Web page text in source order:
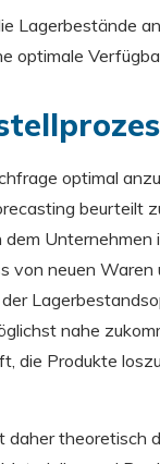
Lagerbestände
optimale
optimal
beurteilt
von neuen
nahe
die Produkte
daher theoretisch